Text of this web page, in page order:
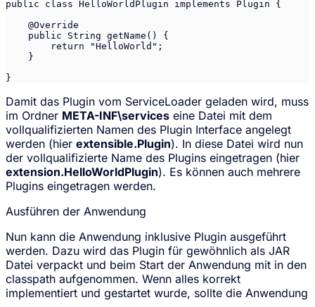
public class HelloWorldPlugin implements Plugin {
    @Override
    public String getName() {
        return "HelloWorld";
    }
}
Damit das Plugin vom ServiceLoader geladen wird, muss
im Ordner META-INF\services eine Datei mit dem
vollqualifizierten Namen des Plugin Interface angelegt
werden (hier extensible.Plugin). In diese Datei wird nun
der vollqualifizierte Name des Plugins eingetragen (hier
extension.HelloWorldPlugin). Es können auch mehrere
Plugins eingetragen werden.
Ausführen der Anwendung
Nun kann die Anwendung inklusive Plugin ausgeführt
werden. Dazu wird das Plugin für gewöhnlich als JAR
Datei verpackt und beim Start der Anwendung mit in den
classpath aufgenommen. Wenn alles korrekt
implementiert und gestartet wurde, sollte die Anwendung